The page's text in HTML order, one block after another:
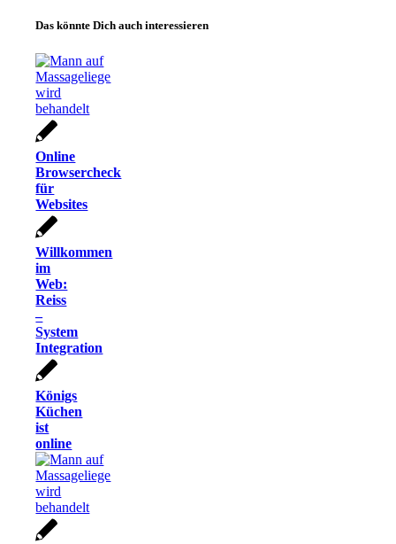
Das könnte Dich auch interessieren
Online
Browsercheck
für
Websites
Willkommen
im
Web:
Reiss
–
System
Integration
Königs
Küchen
ist
online